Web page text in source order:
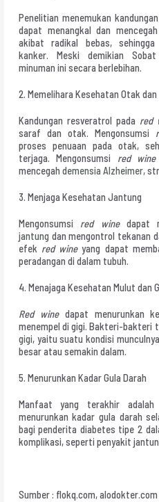
Penelitian menemukan
dapat menangkal dan
akibat radikal bebas,
kanker. Meski demikian
minuman ini secara berlebihan.
2. Memelihara Kesehatan Otak dan
Kandungan resveratrol pada red
saraf dan otak. Mengonsumsi
proses penuaan pada otak,
terjaga. Mengonsumsi red wine
mencegah demensia Alzheimer,
3. Menjaga Kesehatan Jantung
Mengonsumsi red winedapat
jantung dan mengontrol tekanan
efek red wineyang dapat
peradangan di dalam tubuh.
4. Menajaga Kesehatan Mulut dan
Red winedapat menurunkan
menempel di gigi. Bakteri-bakteri
gigi, yaitu suatu kondisi
besar atau semakin dalam.
5. Menurunkan Kadar Gula Darah
Manfaat yang terakhir adalah
menurunkan kadar gula darah
bagi penderita diabetes tipe 2
komplikasi, seperti penyakit
Sumber : flokq.com, alodokter.com